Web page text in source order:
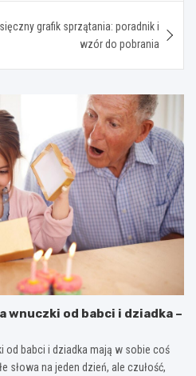
grafik sprzątania: poradnik i
wzór do pobrania
wnuczki od babci i dziadka –
od babci i dziadka mają w sobie coś
słowa na jeden dzień, ale czułość,